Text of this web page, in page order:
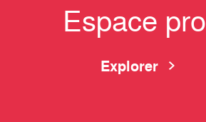
Espace pro
Explorer